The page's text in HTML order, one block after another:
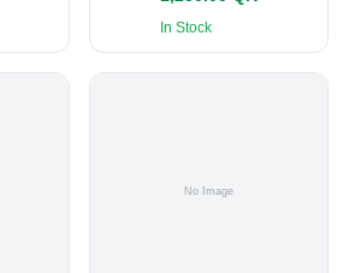
In Stock